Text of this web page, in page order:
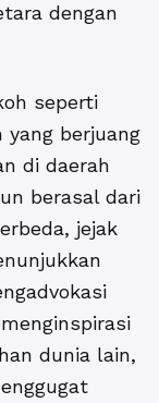
dengan
seperti
yang berjuang
di daerah
berasal dari
jejak
dunia lain,